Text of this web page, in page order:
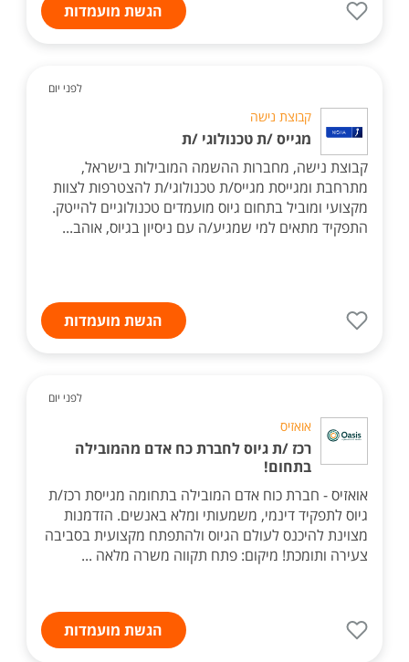
הגשת מועמדות
לפני יום
קבוצת נישה
מגייס /ת טכנולוגי /ת
קבוצת נישה, מחברות ההשמה המובילות בישראל,
מתרחבת ומגייסת מגייס/ת טכנולוגי/ת להצטרפות לצוות
מקצועי ומוביל בתחום גיוס מועמדים טכנולוגיים להייטק.
התפקיד מתאים למי שמגיע/ה עם ניסיון בגיוס, אוהב...
הגשת מועמדות
לפני יום
אואזיס
רכז /ת גיוס לחברת כח אדם מהמובילה
בתחום!
אואזיס - חברת כוח אדם המובילה בתחומה מגייסת רכז/ת
גיוס לתפקיד דינמי, משמעותי ומלא באנשים. הזדמנות
מצוינת להיכנס לעולם הגיוס ולהתפתח מקצועית בסביבה
צעירה ותומכת! מיקום: פתח תקווה משרה מלאה ...
הגשת מועמדות